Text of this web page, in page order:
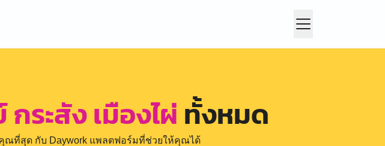
ระสัง เมืองไผ่ ทั้งหมด
ที่สุด กับ Daywork แพลตฟอร์มที่ช่วยให้คุณได้